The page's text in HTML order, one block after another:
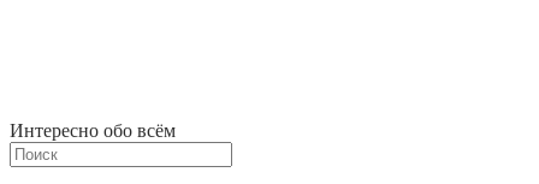
Интересно обо всём